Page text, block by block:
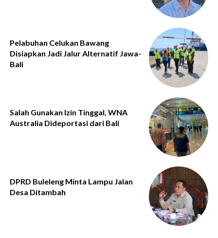
Pelabuhan Celukan Bawang
Disiapkan Jadi Jalur Alternatif Jawa-
Bali
Salah Gunakan Izin Tinggal, WNA
Australia Dideportasi dari Bali
DPRD Buleleng Minta Lampu Jalan
Desa Ditambah